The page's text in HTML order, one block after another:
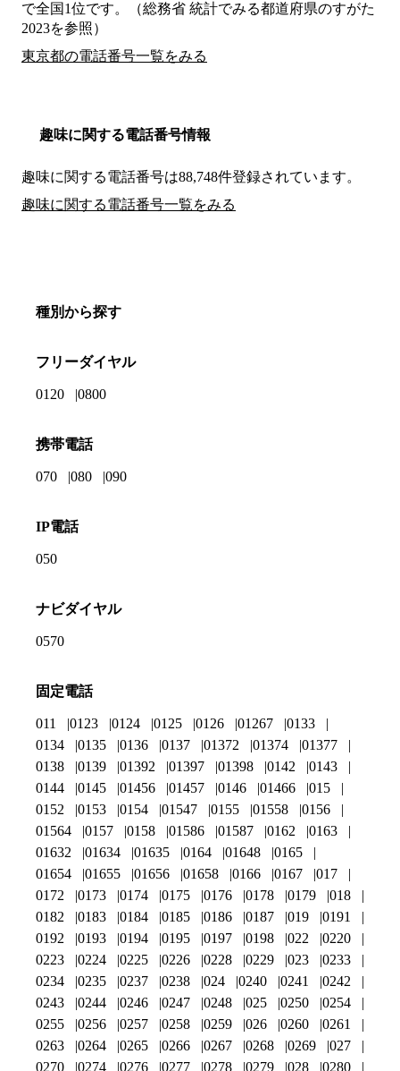
で全国1位です。（総務省 統計でみる都道府県のすがた
2023を参照）
東京都の電話番号一覧をみる
趣味に関する電話番号情報
趣味に関する電話番号は88,748件登録されています。
趣味に関する電話番号一覧をみる
種別から探す
フリーダイヤル
0120 0800
携帯電話
070 080 090
IP電話
050
ナビダイヤル
0570
固定電話
011 0123 0124 0125 0126 01267
0133
0134
0135 0136 0137 01372 01374
01377
0138
0139 01392 01397 01398 0142
0143
0144
0145 01456 01457 0146 01466
015
0152
0153 0154 01547 0155 01558
0156
01564
0157 0158 01586 01587 0162
0163
01632
01634 01635 0164 01648
0165
01654
01655 01656 01658 0166 0167
017
0172
0173 0174 0175 0176 0178 0179
018
0182
0183 0184 0185 0186 0187 019
0191
0192
0193 0194 0195 0197 0198 022
0220
0223
0224 0225 0226 0228 0229 023
0233
0234
0235 0237 0238 024 0240 0241
0242
0243
0244 0246 0247 0248 025 0250
0254
0255
0256 0257 0258 0259 026 0260
0261
0263
0264 0265 0266 0267 0268 0269
027
0270
0274 0276 0277 0278 0279 028 0280